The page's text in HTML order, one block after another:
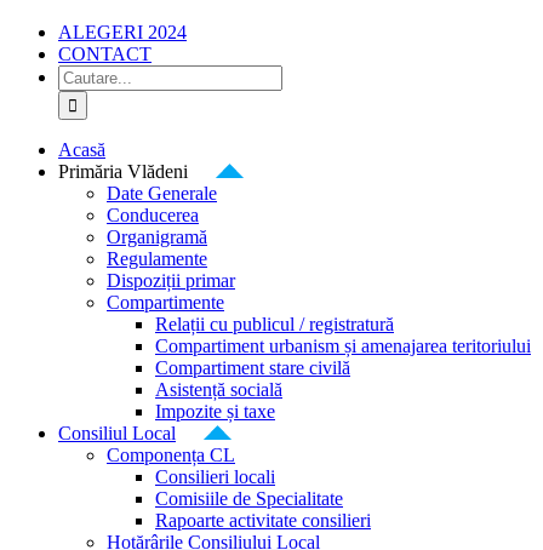
ALEGERI 2024
CONTACT
Cautare...
Acasă
Primăria Vlădeni
Date Generale
Conducerea
Organigramă
Regulamente
Dispoziții primar
Compartimente
Relații cu publicul / registratură
Compartiment urbanism și amenajarea teritoriului
Compartiment stare civilă
Asistență socială
Impozite și taxe
Consiliul Local
Componența CL
Consilieri locali
Comisiile de Specialitate
Rapoarte activitate consilieri
Hotărârile Consiliului Local